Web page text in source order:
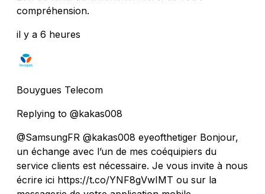
compréhension.
il y a 6 heures
Bouygues Telecom
Replying to @kakas008
@SamsungFR @kakas008 eyeofthetiger Bonjour,
un échange avec l’un de mes coéquipiers du
service clients est nécessaire. Je vous invite à nous
écrire ici https://t.co/YNF8gVwIMT ou sur la